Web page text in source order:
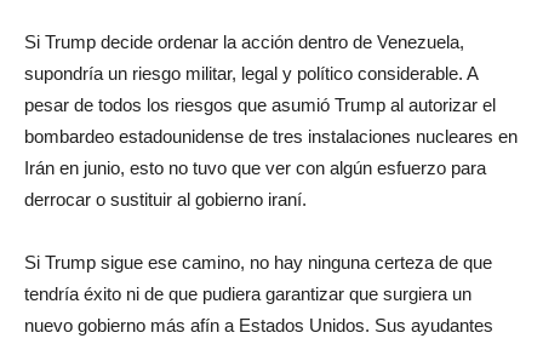
Si Trump decide ordenar la acción dentro de Venezuela,
supondría un riesgo militar, legal y político considerable. A
pesar de todos los riesgos que asumió Trump al autorizar el
bombardeo estadounidense de tres instalaciones nucleares en
Irán en junio, esto no tuvo que ver con algún esfuerzo para
derrocar o sustituir al gobierno iraní.
Si Trump sigue ese camino, no hay ninguna certeza de que
tendría éxito ni de que pudiera garantizar que surgiera un
nuevo gobierno más afín a Estados Unidos. Sus ayudantes